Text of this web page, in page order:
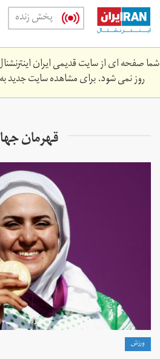
Skip
main
content
پخش زنده
شما صفحه ای از سایت قدیمی ایران
روز نمی شود. برای مشاهده سایت جدید به
قهرمان
ورزش